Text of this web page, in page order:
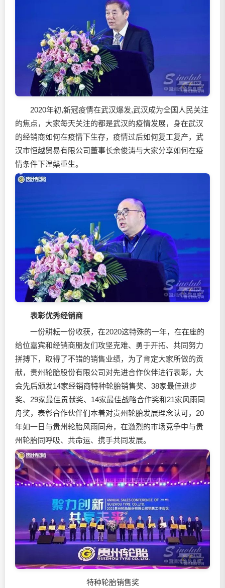
2020年初,新冠疫情在武汉爆发,武汉成为全国人民关注
的焦点，大家每天关注的都是武汉的疫情发展，身在武汉
的经销商如何在疫情下生存，疫情过后如何复工复产，武
汉市恒越贸易有限公司董事长余俊涛与大家分享如何在疫
情条件下涅槃重生。
表彰优秀经销商
一份耕耘一份收获，在2020这特殊的一年，在在座的
给位嘉宾和经销商朋友们攻坚克难、勇于开拓、共同努力
拼搏下，取得了不错的销售业绩，为了肯定大家所做的贡
献，贵州轮胎股份有限公司对先进合作伙伴进行表彰，大
会先后颁发14家经销商特种轮胎销售奖、38家最佳进步
奖、29家最佳贡献奖、14家最佳战略合作奖和21家风雨同
舟奖，表彰合作伙伴们本着对贵州轮胎发展理念认可，20
年如一日与贵州轮胎风雨同舟，在激烈的市场竞争中与贵
州轮胎同呼吸、共命运、携手共同发展。
特种轮胎销售奖